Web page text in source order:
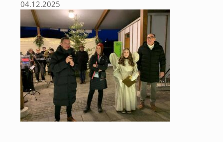
04.12.2025